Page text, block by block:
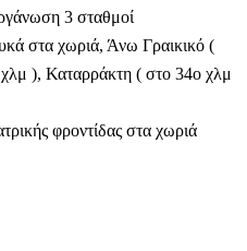
3 σταθμοί
στα χωριά, Άνω Γραικικό (
), Καταρράκτη ( στο 34ο χλμ
φροντίδας στα χωριά